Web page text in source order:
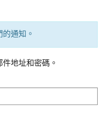
通知。
地址和密碼。